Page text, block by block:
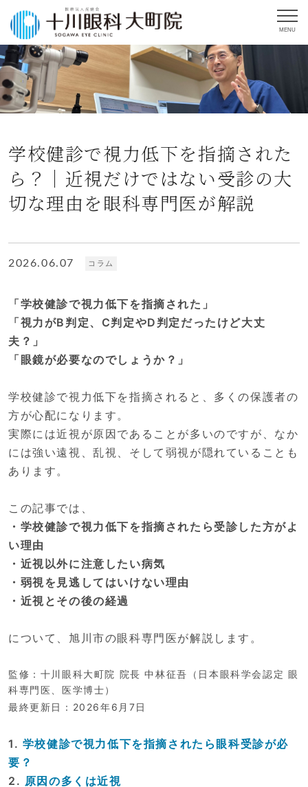
MENU
学校健診で視力低下を指摘された
ら？｜近視だけではない受診の大
切な理由を眼科専門医が解説
2026.06.07 コラム
「学校健診で視力低下を指摘された」
「視力がB判定、C判定やD判定だったけど大丈
夫？」
「眼鏡が必要なのでしょうか？」
学校健診で視力低下を指摘されると、多くの保護者の
方が心配になります。
実際には近視が原因であることが多いのですが、なか
には強い遠視、乱視、そして弱視が隠れていることも
あります。
この記事では、
・学校健診で視力低下を指摘されたら受診した方がよ
い理由
・近視以外に注意したい病気
・弱視を見逃してはいけない理由
・近視とその後の経過
について、旭川市の眼科専門医が解説します。
監修：十川眼科大町院 院長 中林征吾（日本眼科学会認定 眼
科専門医、医学博士）
最終更新日：2026年6月7日
1. 学校健診で視力低下を指摘されたら眼科受診が必
要？
2. 原因の多くは近視